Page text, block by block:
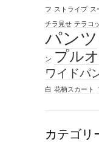
フ ストライプ ス
チラ見せ テラコ
パンツ
ン プル
ワイドパ
白 花柄スカート
カテゴリ